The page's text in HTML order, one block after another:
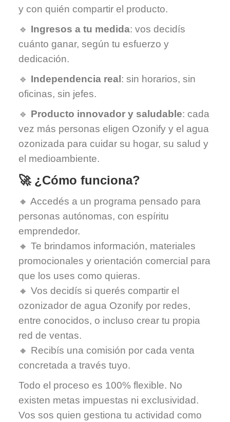
y con quién compartir el producto.
🔹 Ingresos a tu medida: vos decidís
cuánto ganar, según tu esfuerzo y
dedicación.
🔹 Independencia real : sin horarios, sin
oficinas, sin jefes.
🔹 Producto innovador y saludable: cada
vez más personas eligen Ozonify y el agua
ozonizada para cuidar su hogar, su salud y
el medioambiente.
🚀 ¿Cómo funciona?
🔸 Accedés a un programa pensado para
personas autónomas, con espíritu
emprendedor.
🔸 Te brindamos información, materiales
promocionales y orientación comercial para
que los uses como quieras.
🔸 Vos decidís si querés compartir el
ozonizador de agua Ozonify por redes,
entre conocidos, o incluso crear tu propia
red de ventas.
🔸 Recibís una comisión por cada venta
concretada a través tuyo.
Todo el proceso es 100% flexible. No
existen metas impuestas ni exclusividad.
Vos sos quien gestiona tu actividad como